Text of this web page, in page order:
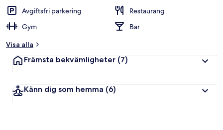
Avgiftsfri parkering
Restaurang
Gym
Bar
Visa alla
Främsta bekvämligheter (7)
Känn dig som hemma (6)